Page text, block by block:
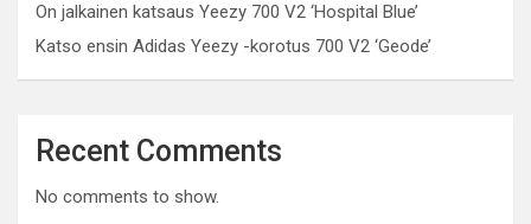
On jalkainen katsaus Yeezy 700 V2 ‘Hospital Blue’
Katso ensin Adidas Yeezy -korotus 700 V2 ‘Geode’
Recent Comments
No comments to show.